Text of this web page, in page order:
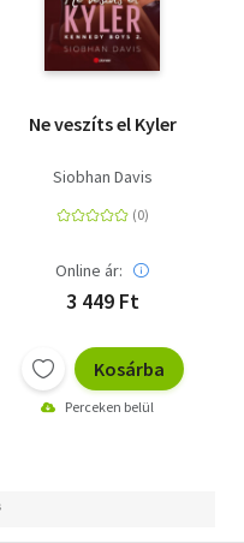
Ne veszíts el Kyler
Siobhan Davis
Online ár:
3 449 Ft
Kosárba
Perceken belül